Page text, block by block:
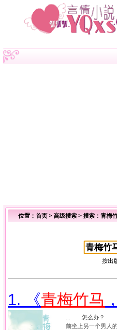
位置： 首页 > 高级搜索 > 搜索：青
按出
1. 《青梅竹马
... 怎么办？ 他
前坐上另一个男